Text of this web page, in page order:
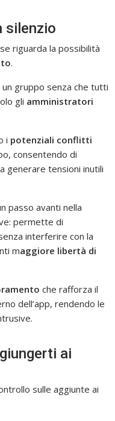
silenzio
riguarda la possibilità
.
gruppo senza che tutti
gli amministratori
i potenziali conflitti
consentendo di
generare tensioni inutili
passo avanti nella
permette di
interferire con la
maggiore libertà di
che rafforza il
dell’app, rendendo le
ai
sulle aggiunte ai